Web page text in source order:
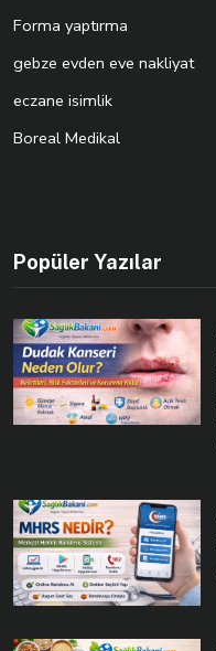
Forma yaptırma
gebze evden eve nakliyat
eczane isimlik
Boreal Medikal
Popüler Yazılar